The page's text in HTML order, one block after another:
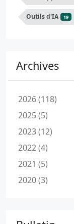
Outils d'IA 19
Archives
2026 (118)
2025 (5)
2023 (12)
2022 (4)
2021 (5)
2020 (3)